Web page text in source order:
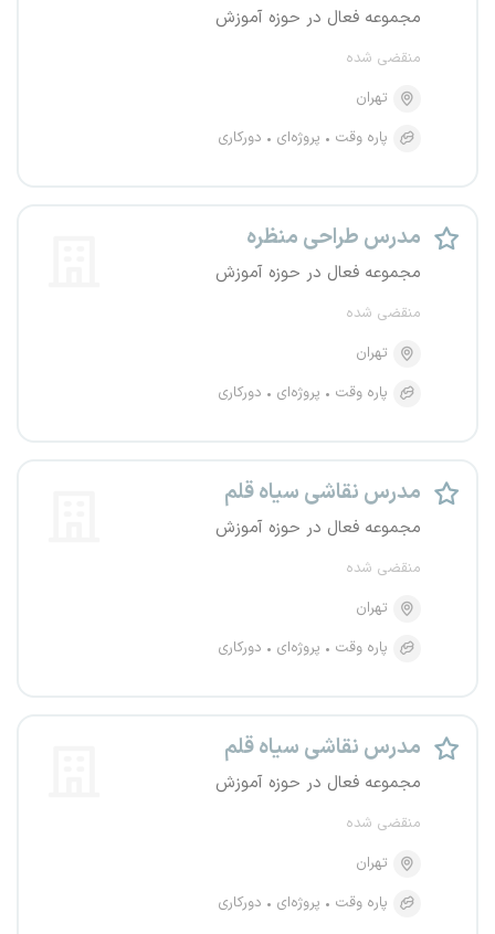
مجموعه فعال در حوزه آموزش
منقضی شده
تهران
پاره وقت
پروژه‌ای دورکاری
مدرس طراحی منظره
مجموعه فعال در حوزه آموزش
منقضی شده
تهران
پاره وقت
پروژه‌ای دورکاری
مدرس نقاشی سیاه قلم
مجموعه فعال در حوزه آموزش
منقضی شده
تهران
پاره وقت
پروژه‌ای دورکاری
مدرس نقاشی سیاه قلم
مجموعه فعال در حوزه آموزش
منقضی شده
تهران
پاره وقت
پروژه‌ای دورکاری